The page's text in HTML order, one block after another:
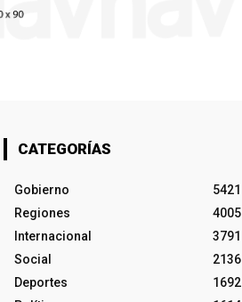
CATEGORÍAS
Gobierno
5421
Regiones
4005
Internacional
3791
Social
2136
Deportes
1692